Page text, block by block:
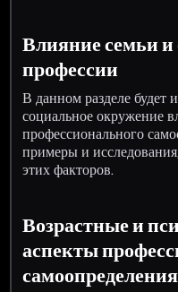
Влияние семьи
профессии
В данном разделе будет
социальное окружение
профессионального
примеры и
этих факторов.
Возрастные и
аспекты
самоопределения